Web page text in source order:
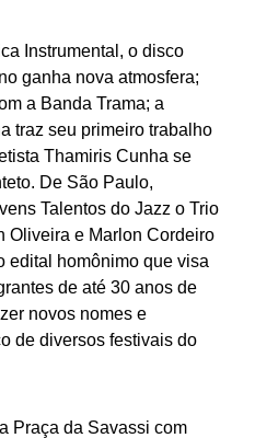
Instrumental, o disco
ganha nova atmosfera;
a Banda Trama; a
traz seu primeiro trabalho
Thamiris Cunha se
De São Paulo,
Talentos do Jazz o Trio
Oliveira e Marlon Cordeiro
edital homônimo que visa
de até 30 anos de
novos nomes e
de diversos festivais do
Praça da Savassi com